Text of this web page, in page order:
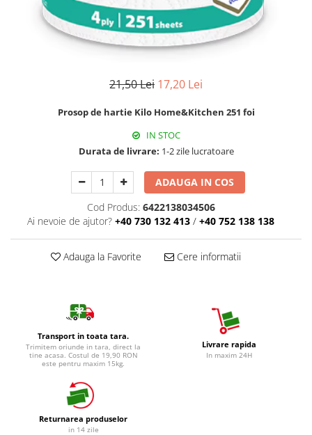
Pachete Produse Curatenie
Produse Pentru Baie
Odorizant Bazin WC
Produse Pentru Bucatarie
Detergent Vase Manual
Sare Masina De Spalat
Folie Si Pungi Alimentare
Lavete Si Bureti
Vase Si Accesorii
Igiena si Dezinfectie
Cif Spray Baie
Detartrant WC
Dezinfectant Baie
Dezinfectant Bucatarie
21,50 Lei 17,20 Lei
Prosop de hartie Kilo Home&Kitchen 251 foi
IN STOC
Durata de livrare: 1-2 zile lucratoare
ADAUGA IN COS
Cod Produs: 6422138034506
Ai nevoie de ajutor? +40 730 132 413 / +40 752 138 138
Adauga la Favorite Cere informatii
Transport in toata tara.
Trimitem oriunde in tara, direct la
tine acasa. Costul de 19,90 RON
este pentru maxim 15kg.
Livrare rapida
In maxim 24H
Returnarea produselor
in 14 zile